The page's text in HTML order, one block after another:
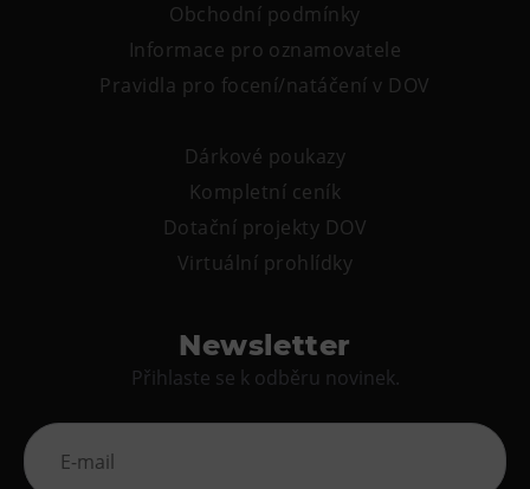
Obchodní podmínky
Informace pro oznamovatele
Pravidla pro focení/natáčení v DOV
Dárkové poukazy
Kompletní ceník
Dotační projekty DOV
Virtuální prohlídky
Newsletter
Přihlaste se k odběru novinek.